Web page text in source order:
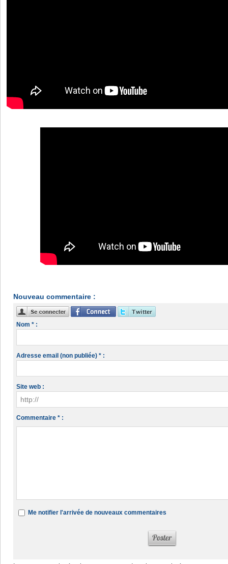
Nouveau commentaire :
Nom * :
Adresse email (non publiée) * :
Site web :
Commentaire * :
Me notifier l'arrivée de nouveaux commentaires